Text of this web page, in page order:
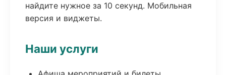
найдите нужное за 10 секунд. Мобильная
версия и виджеты.
Наши услуги